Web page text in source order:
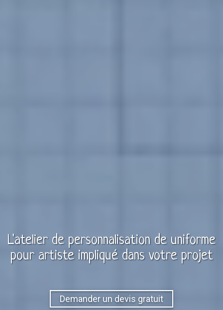
L'atelier de personnalisation de uniforme
pour artisteimpliqué dans votre projet
Demander un devis gratuit